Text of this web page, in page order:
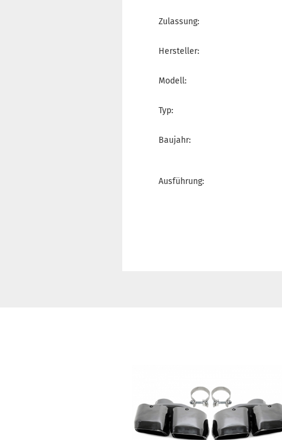
Zulassung:
Hersteller:
Modell:
Typ:
Baujahr:
Ausführung: